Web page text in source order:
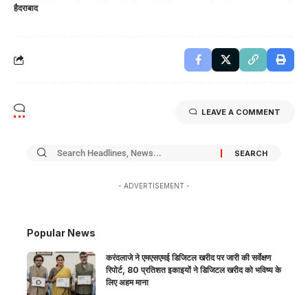
हैदराबाद
LEAVE A COMMENT
- ADVERTISEMENT -
Popular News
करंदलाजे ने एमएसएमई डिजिटल खरीद पर जारी की सर्वेक्षण
रिपोर्ट, 80 प्रतिशत इकाइयों ने डिजिटल खरीद को भविष्य के
लिए अहम माना